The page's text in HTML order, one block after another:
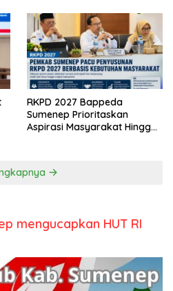
RKPD 2027 Bappeda
Sumenep Prioritaskan
Aspirasi Masyarakat Hingga
mengucapkan HUT RI